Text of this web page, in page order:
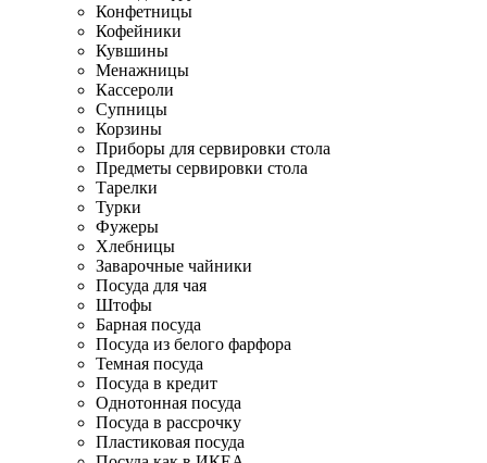
Конфетницы
Кофейники
Кувшины
Менажницы
Кассероли
Супницы
Корзины
Приборы для сервировки стола
Предметы сервировки стола
Тарелки
Турки
Фужеры
Хлебницы
Заварочные чайники
Посуда для чая
Штофы
Барная посуда
Посуда из белого фарфора
Темная посуда
Посуда в кредит
Однотонная посуда
Посуда в рассрочку
Пластиковая посуда